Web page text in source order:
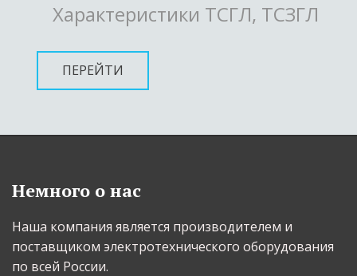
Характеристики ТСГЛ, ТСЗГЛ
ПЕРЕЙТИ
Немного о нас
Наша компания является производителем и
поставщиком электротехнического оборудования
по всей России.